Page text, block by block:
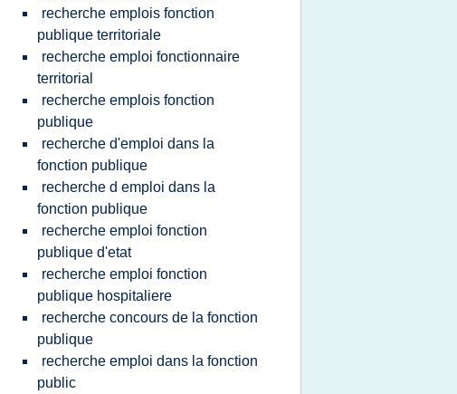
recherche emplois fonction
publique territoriale
recherche emploi fonctionnaire
territorial
recherche emplois fonction
publique
recherche d'emploi dans la
fonction publique
recherche d emploi dans la
fonction publique
recherche emploi fonction
publique d'etat
recherche emploi fonction
publique hospitaliere
recherche concours de la fonction
publique
recherche emploi dans la fonction
public